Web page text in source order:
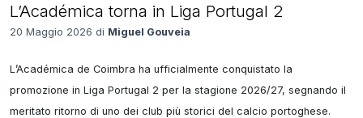
L’Académica torna in Liga Portugal 2
20 Maggio 2026 di Miguel Gouveia
L’Académica de Coimbra ha ufficialmente conquistato la
promozione in Liga Portugal 2 per la stagione 2026/27, segnando il
meritato ritorno di uno dei club più storici del calcio portoghese.